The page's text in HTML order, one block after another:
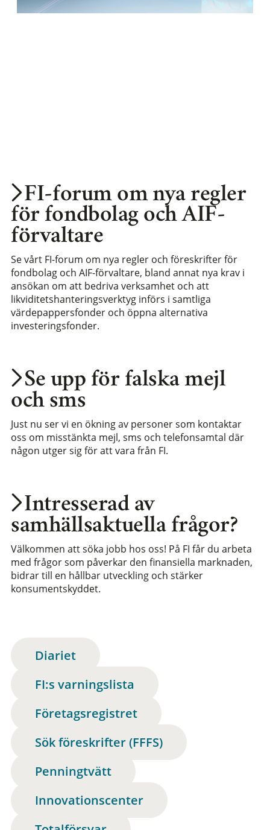
Intresserad av
samhällsaktuella frågor?
Välkommen att söka jobb hos oss! På FI får du arbeta
med frågor som påverkar den finansiella marknaden,
bidrar till en hållbar utveckling och stärker
konsumentskyddet.
Se upp för falska mejl
och sms
Just nu ser vi en ökning av personer som kontaktar
oss om misstänkta mejl, sms och telefonsamtal där
någon utger sig för att vara från FI.
FI-forum om nya regler
för fondbolag och AIF-
förvaltare
Se vårt FI-forum om nya regler och föreskrifter för
fondbolag och AIF-förvaltare, bland annat nya krav i
ansökan om att bedriva verksamhet och att
likviditetshanteringsverktyg införs i samtliga
värdepappersfonder och öppna alternativa
investeringsfonder.
Diariet
FI:s varningslista
Företagsregistret
Sök föreskrifter (FFFS)
Penningtvätt
Innovationscenter